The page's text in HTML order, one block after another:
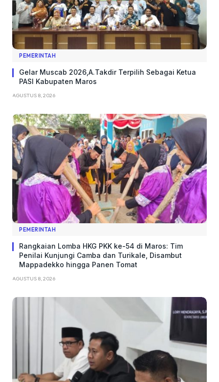
PEMERINTAH
Gelar Muscab 2026,A.Takdir Terpilih Sebagai Ketua
PASI Kabupaten Maros
AGUSTUS 8, 2026
PEMERINTAH
Rangkaian Lomba HKG PKK ke-54 di Maros: Tim
Penilai Kunjungi Camba dan Turikale, Disambut
Mappadekko hingga Panen Tomat
AGUSTUS 8, 2026